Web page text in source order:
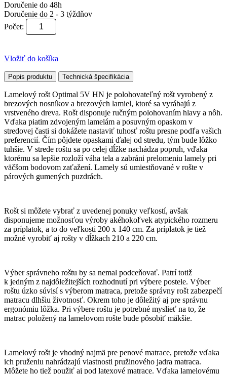
Doručenie do 48h
Doručenie do 2 - 3 týždňov
Počet:
Vložiť do košíka
Popis produktu Technická špecifikácia
Lamelový rošt Optimal 5V HN je polohovateľný rošt vyrobený z
brezových nosníkov a brezových lamiel, ktoré sa vyrábajú z
vrstveného dreva. Rošt disponuje ručným polohovaním hlavy a nôh.
Vďaka piatim zdvojeným lamelám a posuvným opaskom v
stredovej časti si dokážete nastaviť tuhosť roštu presne podľa vašich
preferencií. Čím pôjdete opaskami ďalej od stredu, tým bude lôžko
tuhšie. V strede roštu sa po celej dĺžke nachádza popruh, vďaka
ktorému sa lepšie rozloží váha tela a zabráni prelomeniu lamely pri
väčšom bodovom zaťažení. Lamely sú umiestňované v rošte v
párových gumených puzdrách.
Rošt si môžete vybrať z uvedenej ponuky veľkostí, avšak
disponujeme možnosťou výroby akéhokoľvek atypického rozmeru
za príplatok, a to do veľkosti 200 x 140 cm. Za príplatok je tiež
možné vyrobiť aj rošty v dĺžkach 210 a 220 cm.
Výber správneho roštu by sa nemal podceňovať. Patrí totiž
k jedným z najdôležitejších rozhodnutí pri výbere postele. Výber
roštu úzko súvisí s výberom matraca, pretože správny rošt zabezpečí
matracu dlhšiu životnosť. Okrem toho je dôležitý aj pre správnu
ergonómiu lôžka. Pri výbere roštu je potrebné myslieť na to, že
matrac položený na lamelovom rošte bude pôsobiť mäkšie.
Lamelový rošt je vhodný najmä pre penové matrace, pretože vďaka
ich pruženiu nahrádzajú vlastnosti pružinového jadra matraca.
Môžete ho tiež použiť aj pod latexové matrace. Vďaka lamelovému